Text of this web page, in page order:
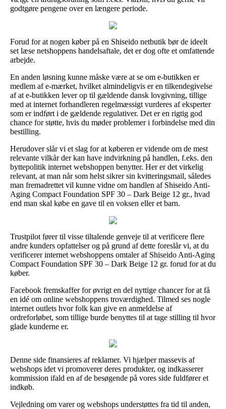
godtgøre pengene over en længere periode.
Forud for at nogen køber på en Shiseido netbutik bør de ideelt
set læse netshoppens handelsaftale, det er dog ofte et omfattende
arbejde.
En anden løsning kunne måske være at se om e-butikken er
medlem af e-mærket, hvilket almindeligvis er en tilkendegivelse
af at e-butikken lever op til gældende dansk lovgivning, tillige
med at internet forhandleren regelmæssigt vurderes af eksperter
som er indført i de gældende regulativer. Det er en rigtig god
chance for støtte, hvis du møder problemer i forbindelse med din
bestilling.
Herudover slår vi et slag for at køberen er vidende om de mest
relevante vilkår der kan have indvirkning på handlen, f.eks. den
byttepolitik internet webshoppen benytter. Her er det virkelig
relevant, at man når som helst sikrer sin kvitteringsmail, således
man fremadrettet vil kunne vidne om handlen af Shiseido Anti-
Aging Compact Foundation SPF 30 – Dark Beige 12 gr., hvad
end man skal købe en gave til en voksen eller et barn.
Trustpilot fører til visse tiltalende genveje til at verificere flere
andre kunders opfattelser og på grund af dette foreslår vi, at du
verificerer internet webshoppens omtaler af Shiseido Anti-Aging
Compact Foundation SPF 30 – Dark Beige 12 gr. forud for at du
køber.
Facebook fremskaffer for øvrigt en del nyttige chancer for at få
en idé om online webshoppens troværdighed. Tilmed ses nogle
internet outlets hvor folk kan give en anmeldelse af
ordreforløbet, som tillige burde benyttes til at tage stilling til hvor
glade kunderne er.
Denne side finansieres af reklamer. Vi hjælper massevis af
webshops idet vi promoverer deres produkter, og indkasserer
kommission ifald en af de besøgende på vores side fuldfører et
indkøb.
Vejledning om varer og webshops understøttes fra tid til anden,